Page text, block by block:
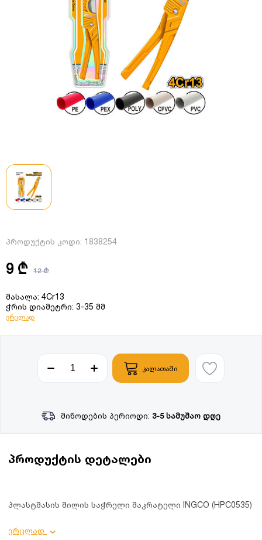
პროდუქტის კოდი: 1838254
9 ₾ 12 ₾
მასალა: 4Cr13
ჭრის დიამეტრი: 3-35 მმ
ვრცლად
კალათაში
მიწოდების პერიოდი: 3-5 სამუშაო დღე
პროდუქტის დეტალები
პლასტმასის მილის საჭრელი მაკრატელი INGCO (HPC0535)
ვრცლად